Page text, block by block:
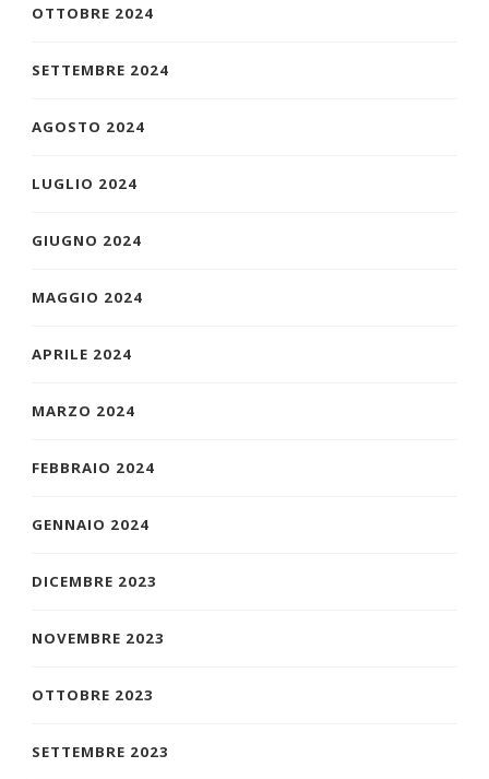
OTTOBRE 2024
SETTEMBRE 2024
AGOSTO 2024
LUGLIO 2024
GIUGNO 2024
MAGGIO 2024
APRILE 2024
MARZO 2024
FEBBRAIO 2024
GENNAIO 2024
DICEMBRE 2023
NOVEMBRE 2023
OTTOBRE 2023
SETTEMBRE 2023